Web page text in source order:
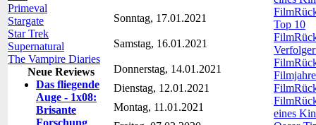
Primeval
Stargate
Star Trek
Supernatural
The Vampire Diaries
Neue Reviews
Das fliegende
Auge - 1x08:
Brisante
Forschung
Sonntag, 17.01.2021
Top 10
Samstag, 16.01.2021
Donnerstag, 14.01.2021
Dienstag, 12.01.2021
Montag, 11.01.2021
eines